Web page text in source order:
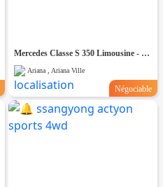
Mercedes Classe S 350 Limousine - Tel 98479647
Ariana , Ariana Ville
Négociable